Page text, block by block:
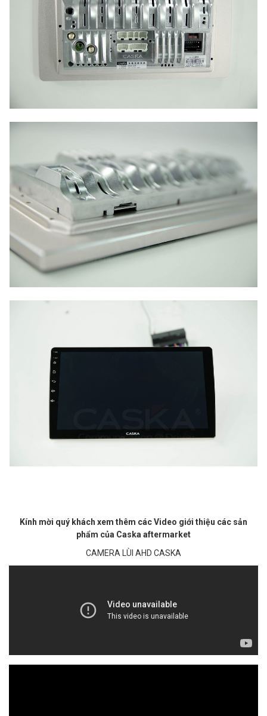
Kính mời quý khách xem thêm các Video giới thiệu các sản
phẩm của Caska aftermarket
CAMERA LÙI AHD CASKA